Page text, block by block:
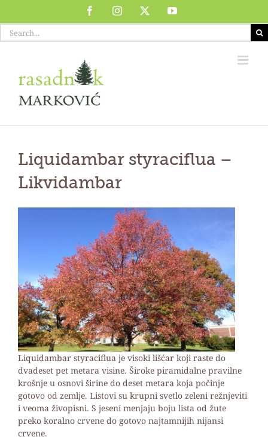
content
FacebookInstagram YouTube
Search
for:
Liquidambar styraciflua –
Likvidambar
Liquidambar styraciflua je visoki lišćar koji raste do
dvadeset pet metara visine. Široke piramidalne pravilne
krošnje u osnovi širine do deset metara koja počinje
gotovo od zemlje. Listovi su krupni svetlo zeleni režnjeviti
i veoma živopisni. S jeseni menjaju boju lista od žute
preko koralno crvene do gotovo najtamnijih nijansi
crvene.